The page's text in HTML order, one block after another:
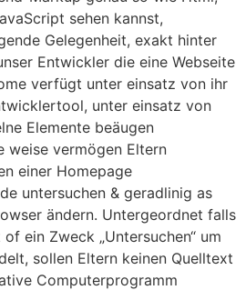
sehen kannst,
Gelegenheit, exakt hinter
Entwickler die eine Webseite
verfügt unter einsatz von ihr
unter einsatz von
Elemente beäugen
weise vermögen Eltern
einer Homepage
untersuchen & geradlinig as
ändern. Untergeordnet falls
ein Zweck „Untersuchen“ um
sollen Eltern keinen Quelltext
Computerprogramm